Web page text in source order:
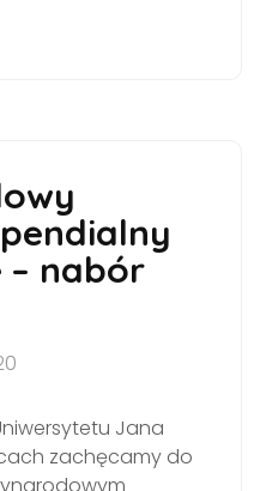
– nabór
Jana
zachęcamy do